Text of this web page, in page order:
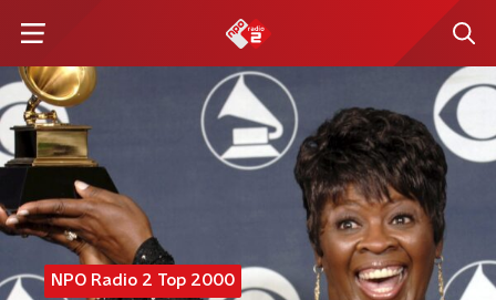
NPO Radio 2 Top 2000